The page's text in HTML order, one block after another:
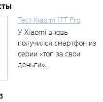
Тест Xiaomi 17T Pro
У Xiaomi вновь
получился смартфон из
серии «топ за свои
деньги»....